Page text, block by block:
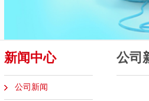
新闻中心
公司新闻
公司